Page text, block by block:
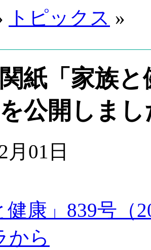
トピックス »
紙「家族と
公開しまし
月01日
健康」839号（
から